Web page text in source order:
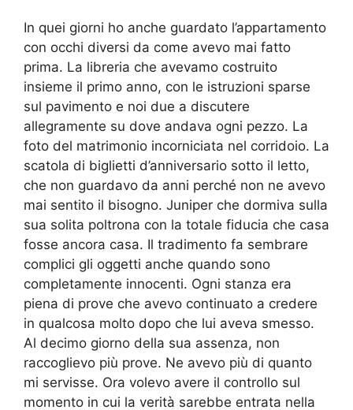
In quei giorni ho anche guardato l’appartamento
con occhi diversi da come avevo mai fatto
prima. La libreria che avevamo costruito
insieme il primo anno, con le istruzioni sparse
sul pavimento e noi due a discutere
allegramente su dove andava ogni pezzo. La
foto del matrimonio incorniciata nel corridoio. La
scatola di biglietti d’anniversario sotto il letto,
che non guardavo da anni perché non ne avevo
mai sentito il bisogno. Juniper che dormiva sulla
sua solita poltrona con la totale fiducia che casa
fosse ancora casa. Il tradimento fa sembrare
complici gli oggetti anche quando sono
completamente innocenti. Ogni stanza era
piena di prove che avevo continuato a credere
in qualcosa molto dopo che lui aveva smesso.
Al decimo giorno della sua assenza, non
raccoglievo più prove. Ne avevo più di quanto
mi servisse. Ora volevo avere il controllo sul
momento in cui la verità sarebbe entrata nella